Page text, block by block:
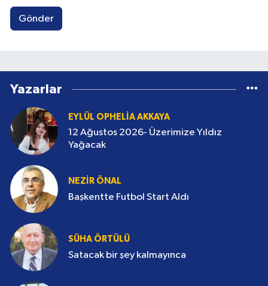
Gönder
Yazarlar
EYLÜL OPHELIA AKKAYA
12 Ağustos 2026- Üzerimize Yıldız
Yağacak
NEZIR ÖNAL
Başkentte Futbol Start Aldı
SÜHA ÖRTÜLÜ
Satacak bir şey kalmayınca